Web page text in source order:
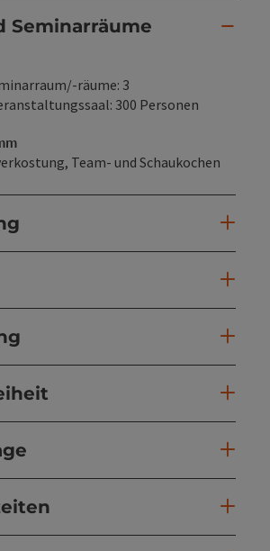
Seminarräume
räume: 3
300 Personen
Team- und Schaukochen